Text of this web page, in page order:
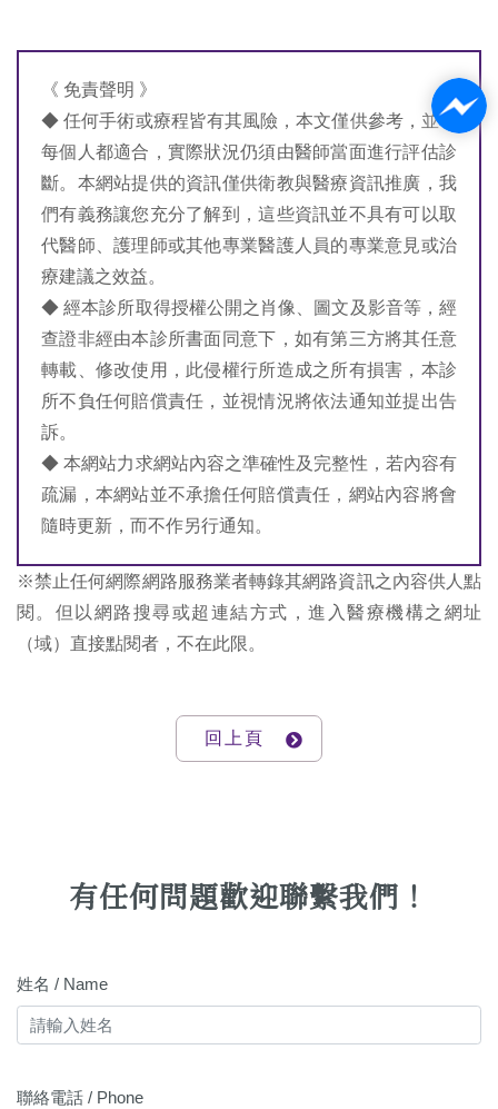
《 免責聲明 》
◆ 任何手術或療程皆有其風險，本文僅供參考，並非
每個人都適合，實際狀況仍須由醫師當面進行評估診
斷。本網站提供的資訊僅供衛教與醫療資訊推廣，我
們有義務讓您充分了解到，這些資訊並不具有可以取
代醫師、護理師或其他專業醫護人員的專業意見或治
療建議之效益。
◆ 經本診所取得授權公開之肖像、圖文及影音等，經
查證非經由本診所書面同意下，如有第三方將其任意
轉載、修改使用，此侵權行所造成之所有損害，本診
所不負任何賠償責任，並視情況將依法通知並提出告
訴。
◆ 本網站力求網站內容之準確性及完整性，若內容有
疏漏，本網站並不承擔任何賠償責任，網站內容將會
隨時更新，而不作另行通知。
※禁止任何網際網路服務業者轉錄其網路資訊之內容供人點
閱。但以網路搜尋或超連結方式，進入醫療機構之網址
（域）直接點閱者，不在此限。
回上頁
有任何問題歡迎聯繫我們！
姓名 / Name
聯絡電話 / Phone